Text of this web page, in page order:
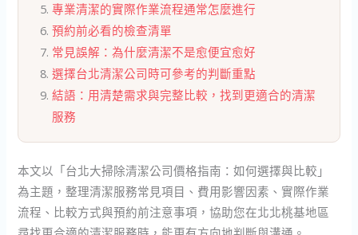
專業清潔的實際作業流程通常怎麼進行
預約前必看的檢查清單
常見誤解：為什麼清潔不是愈便宜愈好
選擇台北清潔公司時可參考的判斷重點
結語：用清楚需求與完整比較，找到更適合的清潔
服務
本文以「台北大掃除清潔公司價格指南：如何選擇與比較」
為主題，整理清潔服務常見項目、費用影響因素、實際作業
流程、比較方式與預約前注意事項，協助您在北北桃基地區